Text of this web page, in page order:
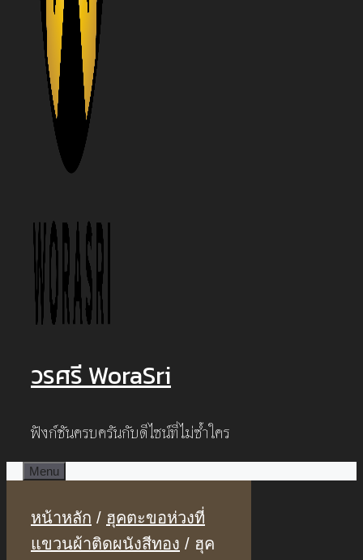
วรศรี WoraSri
ฟังก์ชันครบครันกับดีไซน์ที่ไม่ซ้ำใคร
Menu
หน้าหลัก / ฮุคตะขอห่วงที่
แขวนผ้าติดผนังสีทอง / ฮุค